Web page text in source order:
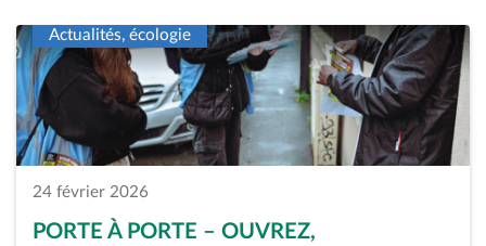
Actualités, écologie
24 février 2026
PORTE À PORTE – OUVREZ,